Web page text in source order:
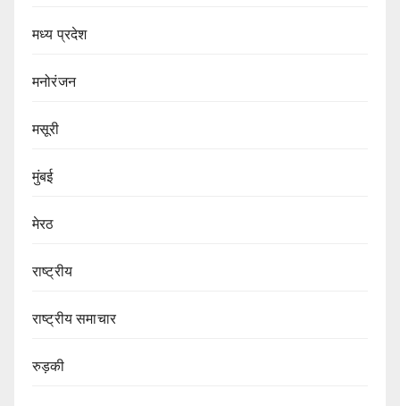
मध्य प्रदेश
मनोरंजन
मसूरी
मुंबई
मेरठ
राष्ट्रीय
राष्ट्रीय समाचार
रुड़की